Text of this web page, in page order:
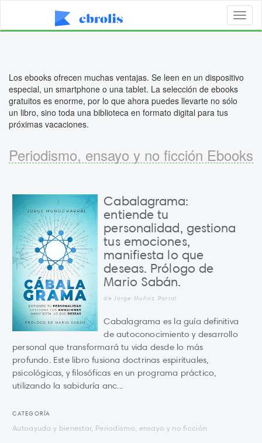
Los ebooks ofrecen muchas ventajas. Se leen en un dispositivo
especial, un smartphone o una tablet. La selección de ebooks
gratuitos es enorme, por lo que ahora puedes llevarte no sólo
un libro, sino toda una biblioteca en formato digital para tus
próximas vacaciones.
Periodismo, ensayo y no ficción Ebooks
Cabalagrama:
entiende tu
personalidad, gestiona
tus emociones,
manifiesta lo que
deseas. Prólogo de
Mario Sabán.
de Jorge Muñoz Parral
Cabalagrama es la guía definitiva
de autoconocimiento y desarrollo
personal que transformará tu vida desde lo más
profundo. Este libro fusiona doctrinas espirituales,
psicológicas, y filosóficas en un programa práctico,
utilizando la sabiduría anc...
CATEGORÍA
Autoayuda y bienestar, Periodismo, ensayo y no ficción